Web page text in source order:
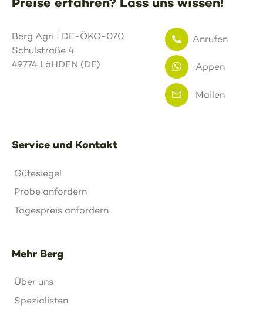
Service und Kontakt
Gütesiegel
Probe anfordern
Tagespreis anfordern
Mehr Berg
Über uns
Spezialisten
Berg Agri | DE-ÖKO-070
Schulstraße 4
49774 LäHDEN (DE)
Anrufen
Appen
Mailen